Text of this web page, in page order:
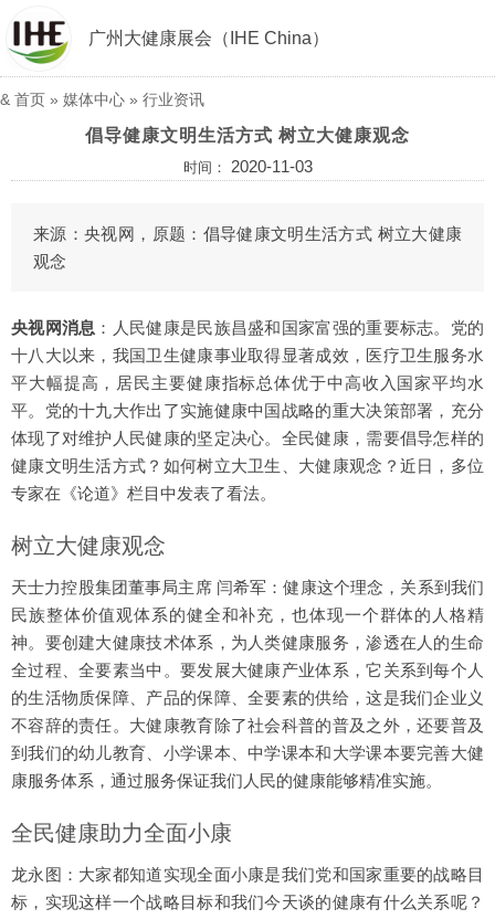
广州大健康展会（IHE China）
& 首页 » 媒体中心 » 行业资讯
倡导健康文明生活方式 树立大健康观念
时间： 2020-11-03
来源：央视网，原题：倡导健康文明生活方式 树立大健康
观念
央视网消息 ：人民健康是民族昌盛和国家富强的重要标志。党的
十八大以来，我国卫生健康事业取得显著成效，医疗卫生服务水
平大幅提高，居民主要健康指标总体优于中高收入国家平均水
平。党的十九大作出了实施健康中国战略的重大决策部署，充分
体现了对维护人民健康的坚定决心。全民健康，需要倡导怎样的
健康文明生活方式？如何树立大卫生、大健康观念？近日，多位
专家在《论道》栏目中发表了看法。
树立大健康观念
天士力控股集团董事局主席 闫希军：健康这个理念，关系到我们
民族整体价值观体系的健全和补充，也体现一个群体的人格精
神。要创建大健康技术体系，为人类健康服务，渗透在人的生命
全过程、全要素当中。要发展大健康产业体系，它关系到每个人
的生活物质保障、产品的保障、全要素的供给，这是我们企业义
不容辞的责任。大健康教育除了社会科普的普及之外，还要普及
到我们的幼儿教育、小学课本、中学课本和大学课本要完善大健
康服务体系，通过服务保证我们人民的健康能够精准实施。
全民健康助力全面小康
龙永图：大家都知道实现全面小康是我们党和国家重要的战略目
标，实现这样一个战略目标和我们今天谈的健康有什么关系呢？